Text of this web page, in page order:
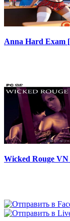
Anna Hard Exam
Wicked Rouge